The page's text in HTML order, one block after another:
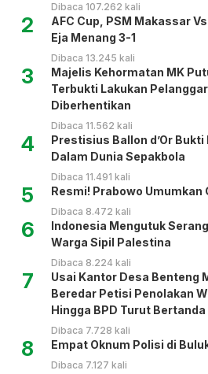
Dibaca 107.262 kali
2
AFC Cup, PSM Makassar
Eja Menang 3-1
Dibaca 13.245 kali
3
Majelis Kehormatan MK
Terbukti Lakukan
Diberhentikan
Dibaca 11.562 kali
4
Prestisius Ballon d’Or
Dalam Dunia Sepakbola
Dibaca 11.491 kali
5 Resmi! Prabowo
Dibaca 8.472 kali
6
Indonesia Mengutuk
Warga Sipil Palestina
Dibaca 8.224 kali
7
Usai Kantor Desa Benteng
Beredar Petisi Penolakan
Hingga BPD Turut Bertanda
Dibaca 7.728 kali
8 Empat Oknum Polisi di
Dibaca 7.127 kali